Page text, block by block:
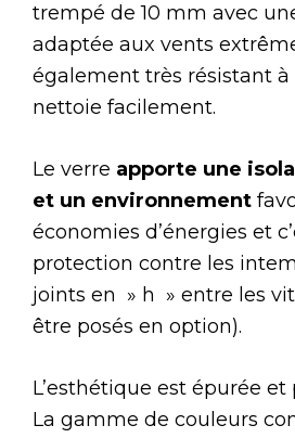
trempé de 10 mm avec
adaptée aux vents
également très résistant à
nettoie facilement.
Le verre apporte une
et un environnement
économies d’énergies et
protection contre les
joints en » h » entre les
être posés en option).
L’esthétique est épurée et
La gamme de couleurs